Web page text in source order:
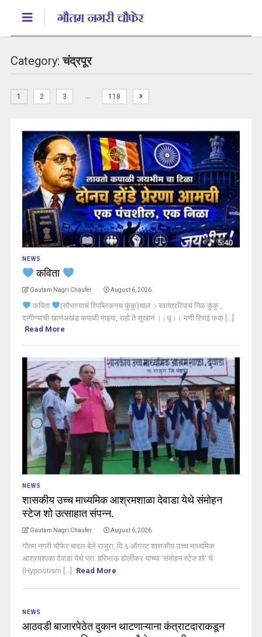
Category:चंद्रपूर
1 2 3 … 118
NEWS
कविता
Gautam Nagri Chaufer August 6, 2026
कविता
(सौभाग्याचं रिपब्लिकनच कुंकु)चाल :- स्वतंत्ररिपाचं निळ कुंकु ,
दागीण्याची खाणंअखंड कपाळी माझ्या, राहो ते सुखानं ।।धृ।। मणी रिपाइं फक् [...]
Read More
NEWS
शासकीय उच्च माध्यमिक आश्रमशाळा देवाडा येथे संमोहन
स्टेज शो उत्साहात संपन्न.
Gautam Nagri Chaufer August 6, 2026
गौतम नगरी चौफेर बादल बेले राजुरा, दि.६ ऑगस्ट शासकीय उच्च माध्यमिक
आश्रमशाळा देवाडा येथे प्रा. हरिभाऊ डोर्लीकर यांच्या 'संमोहन स्टेज शो' चे
(Hypnotism [...]
Read More
NEWS
आठवडी बाजारपेठेत दुकान थाटणाऱ्याना कंत्राटदाराकडून